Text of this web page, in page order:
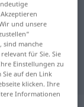
und unsere
sind manche
für Sie. Sie
Einstellungen zu
auf den Link
klicken. Ihre
Informationen